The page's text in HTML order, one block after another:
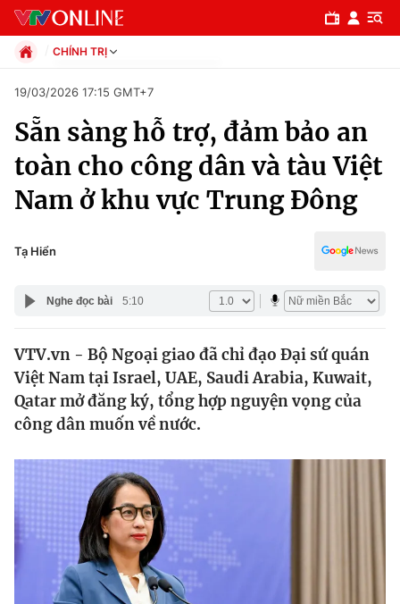
Chuyên mục
Chính trị
Thế giới
Tin tức
Thế giới đó đây
Câu chuyện quốc tế
Kinh tế
Thị trường
Góc doanh nghiệp
Dữ liệu và đời sống
Truyền hình
Phim VTV
Giải trí
CHÍNH TRỊ
Xã hội
Pháp luật
Thể thao
Truyền hình
Giáo dục
19/03/2026 17:15 GMT+7
Sẵn sàng hỗ trợ, đảm bảo an
toàn cho công dân và tàu Việt
Nam ở khu vực Trung Đông
Tạ Hiển
Nghe đọc bài 5:10
VTV.vn - Bộ Ngoại giao đã chỉ đạo Đại sứ quán
Việt Nam tại Israel, UAE, Saudi Arabia, Kuwait,
Qatar mở đăng ký, tổng hợp nguyện vọng của
công dân muốn về nước.